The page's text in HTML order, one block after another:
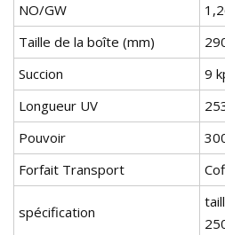
NO/GW
Taille de la boîte (mm)
Succion
9
Longueur UV
Pouvoir
Forfait Transport
spécification